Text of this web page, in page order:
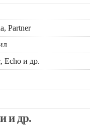
Partner
Echo и др.
и др.